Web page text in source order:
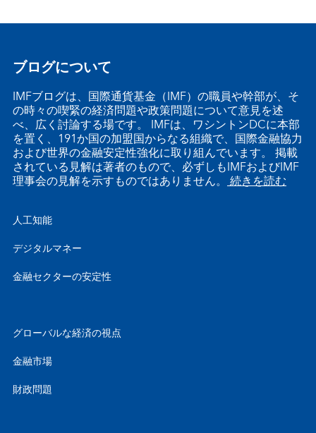
ブログについて
IMFブログは、国際通貨基金（IMF）の職員や幹部が、そ
の時々の喫緊の経済問題や政策問題について意見を述
べ、広く討論する場です。 IMFは、ワシントンDCに本部
を置く、191か国の加盟国からなる組織で、国際金融協力
および世界の金融安定性強化に取り組んでいます。 掲載
されている見解は著者のもので、必ずしもIMFおよびIMF
理事会の見解を示すものではありません。 続きを読む
人工知能
デジタルマネー
金融セクターの安定性
グローバルな経済の視点
金融市場
財政問題